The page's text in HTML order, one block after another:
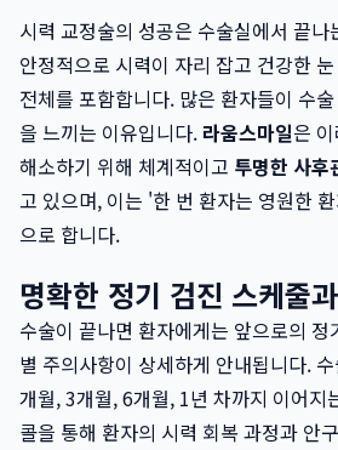
시력 교정술의 성공은 수술실에서 끝
안정적으로 시력이 자리 잡고 건강한
전체를 포함합니다. 많은 환자들이 수
을 느끼는 이유입니다. 라움스마일은
해소하기 위해 체계적이고 투명한 사후
고 있으며, 이는 '한 번 환자는 영원한
으로 합니다.
명확한 정기 검진 스케줄
수술이 끝나면 환자에게는 앞으로의 정
별 주의사항이 상세하게 안내됩니다.
개월, 3개월, 6개월, 1년 차까지 이어지
콜을 통해 환자의 시력 회복 과정과 안